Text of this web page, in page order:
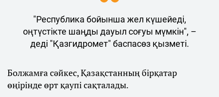
"Республика бойынша жел күшейеді,
оңтүстікте шаңды дауыл соғуы мүмкін", –
деді "Қазгидромет" баспасөз қызметі.
Болжамға сәйкес, Қазақстанның бірқатар
өңірінде өрт қаупі сақталады.